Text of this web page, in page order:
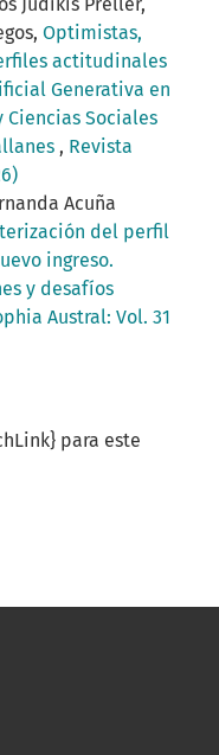
Optimistas,
actitudinales
Generativa en
Sociales
, Revista
Acuña
del perfil
ingreso.
y desafíos
Austral: Vol. 31
para este